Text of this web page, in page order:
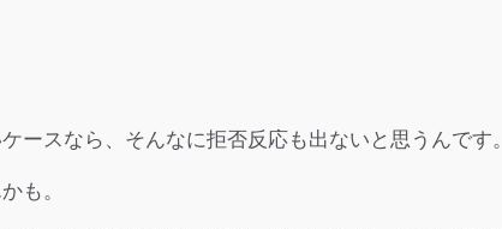
ースなら、そんなに拒否反応も出ないと思うんです。
も。